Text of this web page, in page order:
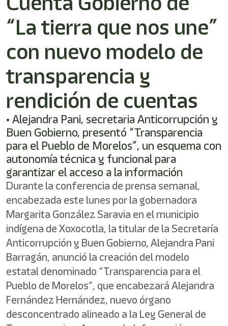
“La tierra que nos une”
con nuevo modelo de
transparencia y
rendición de cuentas
• Alejandra Pani, secretaria Anticorrupción y
Buen Gobierno, presentó “Transparencia
para el Pueblo de Morelos”, un esquema con
autonomía técnica y funcional para
garantizar el acceso a la información
Durante la conferencia de prensa semanal,
encabezada este lunes por la gobernadora
Margarita González Saravia en el municipio
indígena de Xoxocotla, la titular de la Secretaría
Anticorrupción y Buen Gobierno, Alejandra Pani
Barragán, anunció la creación del modelo
estatal denominado “Transparencia para el
Pueblo de Morelos”, que encabezará Alejandra
Fernández Hernández, nuevo órgano
desconcentrado alineado a la Ley General de